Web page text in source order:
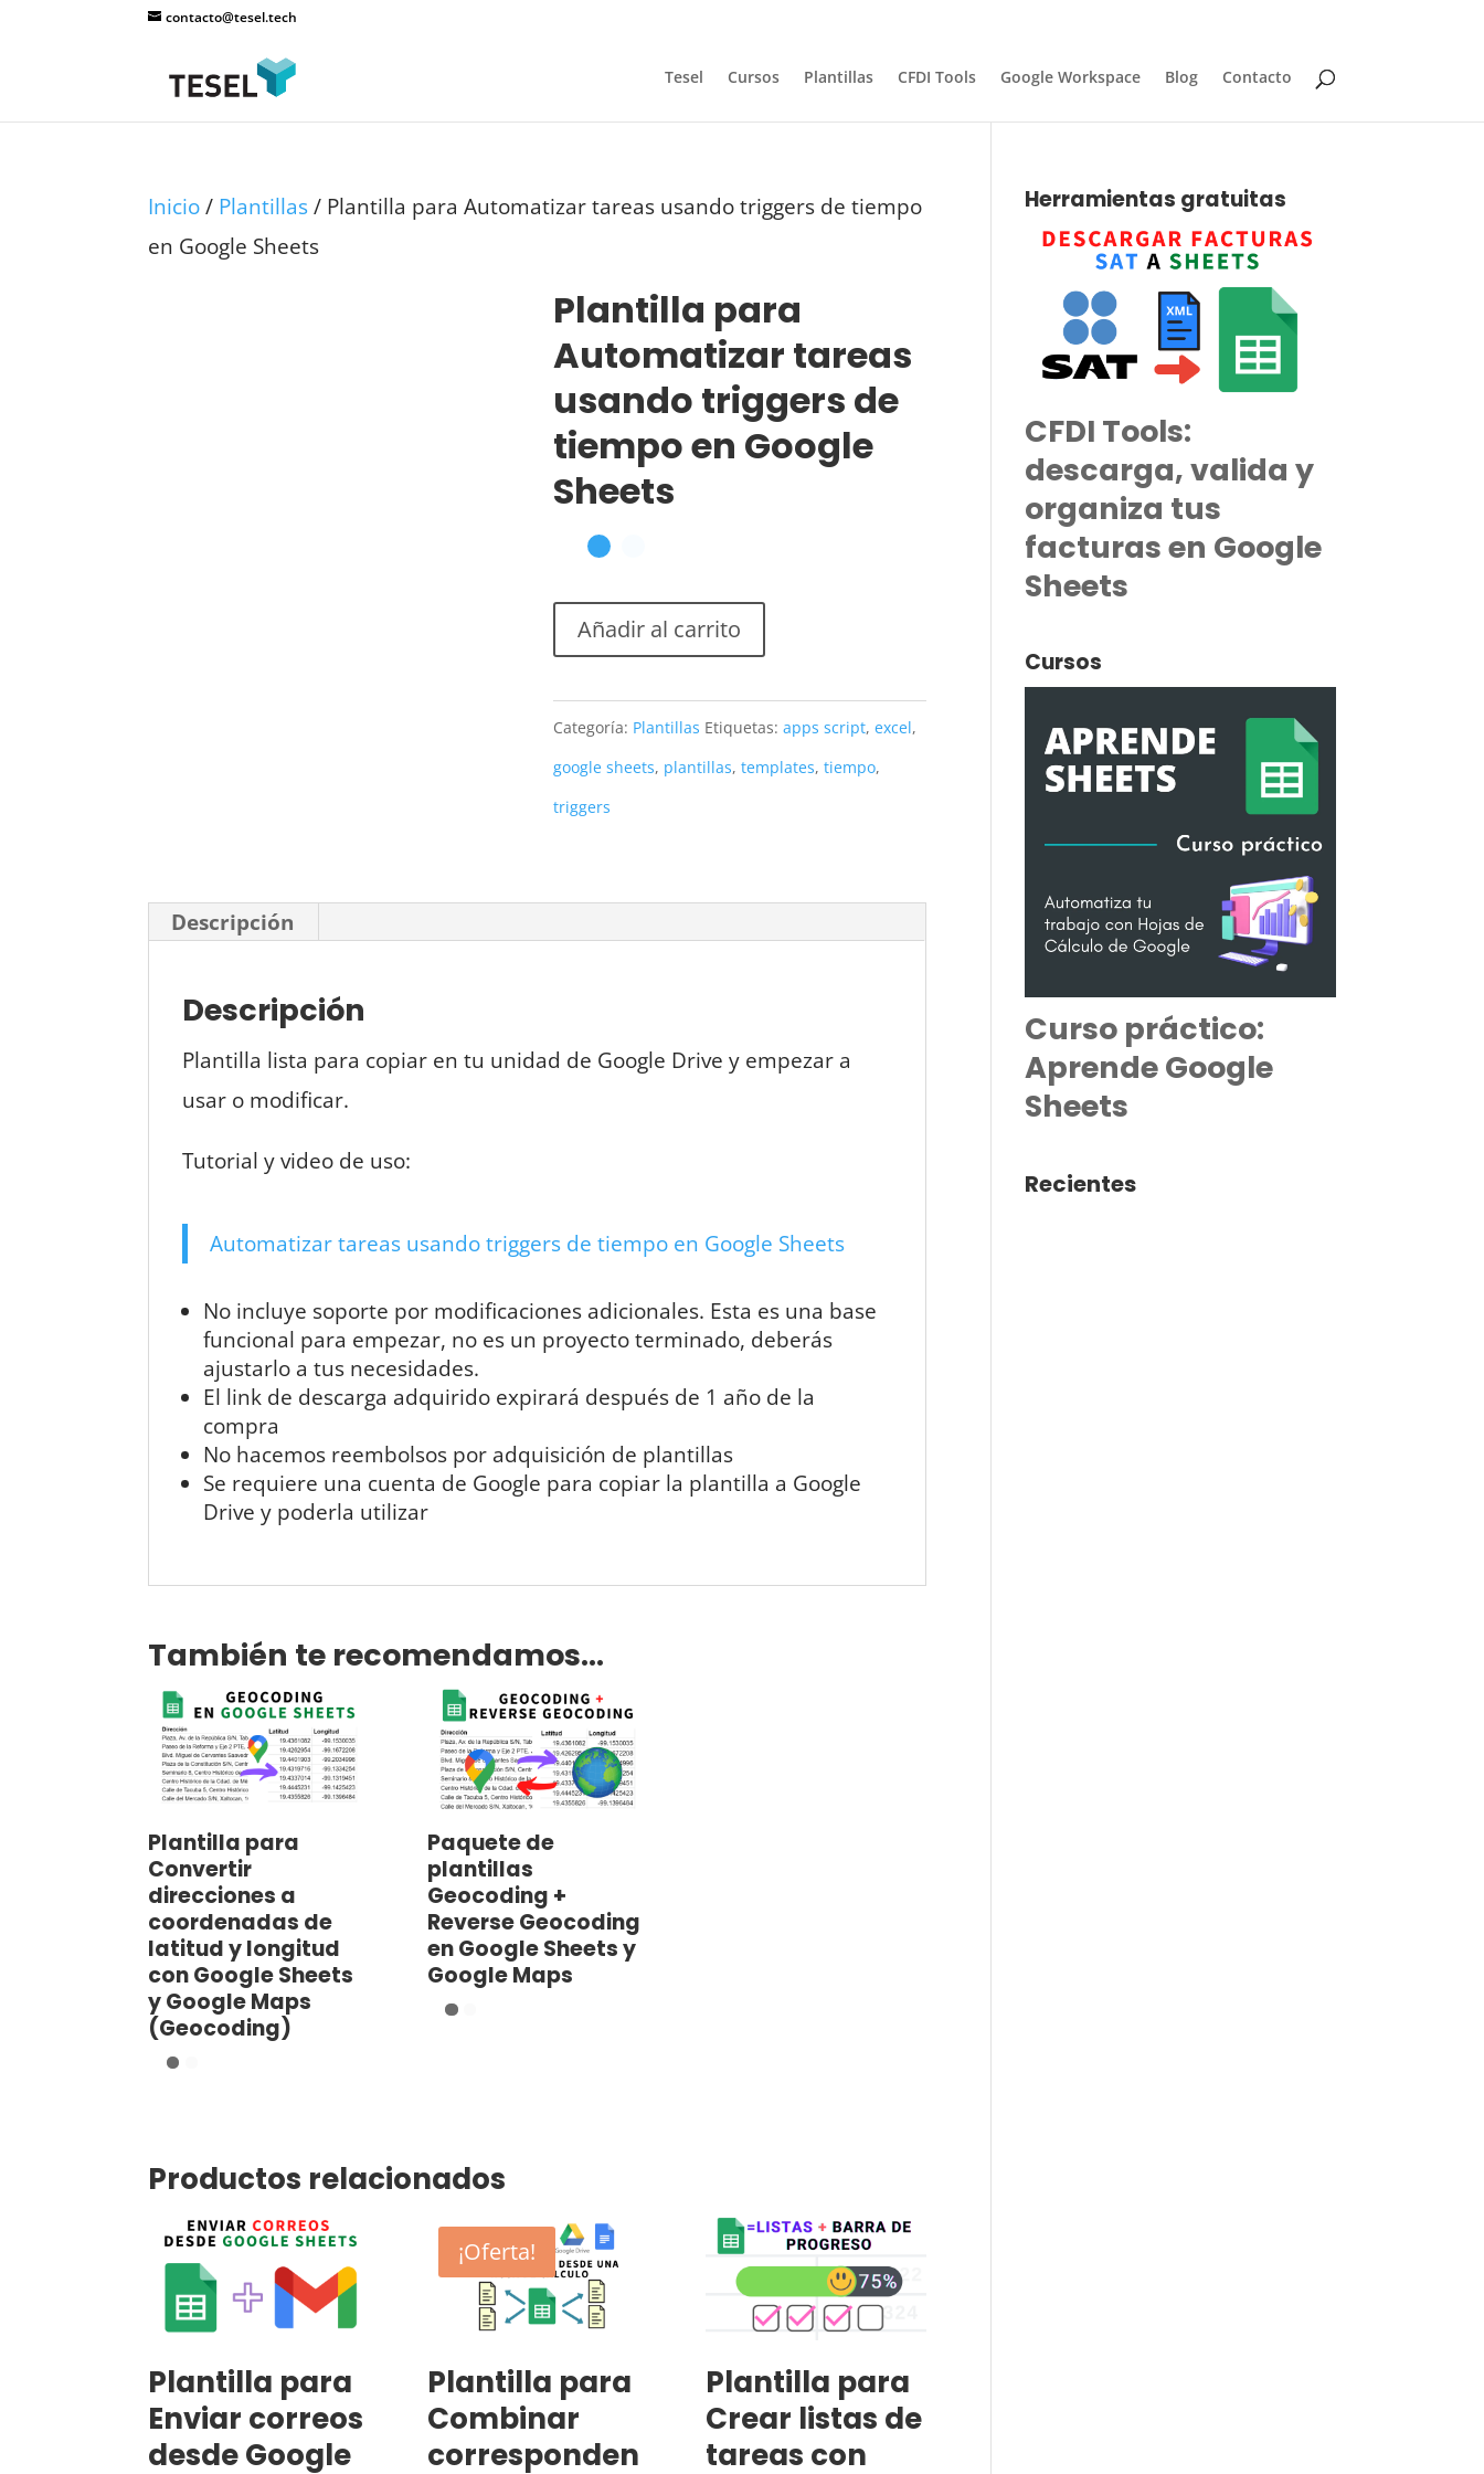
contacto@tesel.tech
Tesel Cursos Plantillas CFDI Tools Google Workspace Blog Contacto
Inicio/ Plantillas/ Plantilla para Automatizar tareas usando triggers de tiempo
en Google Sheets
Plantilla para
Automatizar tareas
usando triggers de
tiempo en Google
Sheets
Añadir al carrito
Categoría: Plantillas Etiquetas: apps script, excel,
google sheets, plantillas, templates, tiempo,
triggers
Descripción
Descripción
Plantilla lista para copiar en tu unidad de Google Drive y empezar a
usar o modificar.
Tutorial y video de uso:
Automatizar tareas usando triggers de tiempo en Google Sheets
No incluye soporte por modificaciones adicionales. Esta es una base
funcional para empezar, no es un proyecto terminado, deberás
ajustarlo a tus necesidades.
El link de descarga adquirido expirará después de 1 año de la
compra
No hacemos reembolsos por adquisición de plantillas
Se requiere una cuenta de Google para copiar la plantilla a Google
Drive y poderla utilizar
También te recomendamos…
Plantilla para
Convertir
direcciones a
coordenadas de
latitud y longitud
con Google Sheets
y Google Maps
(Geocoding)
Paquete de
plantillas
Geocoding +
Reverse Geocoding
en Google Sheets y
Google Maps
Productos relacionados
Plantilla para
Enviar correos
desde Google
¡Oferta!
Plantilla para
Combinar
corresponden
Plantilla para
Crear listas de
tareas con
Herramientas gratuitas
CFDI Tools:
descarga, valida y
organiza tus
facturas en Google
Sheets
Cursos
Curso práctico:
Aprende Google
Sheets
Recientes